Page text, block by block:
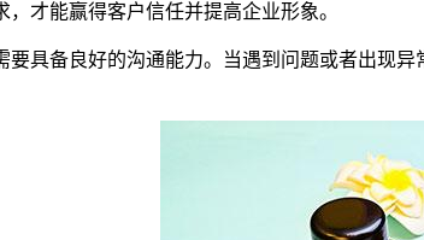
才能赢得客户信任并提高企业形象。
要具备良好的沟通能力。当遇到问题或者出现